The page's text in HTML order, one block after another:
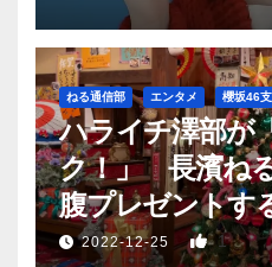
ねる通信部 エンタメ 櫻坂46
ハライチ澤部が
ク！」 長濱ね
腹プレゼントす
2022-12-25 1